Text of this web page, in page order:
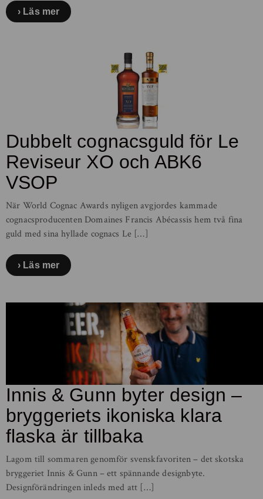
Läs mer
Dubbelt cognacsguld för Le
Reviseur XO och ABK6
VSOP
När World Cognac Awards nyligen avgjordes kammade
cognacsproducenten Domaines Francis Abécassis hem två fina
guld med sina hyllade cognacs Le […]
Läs mer
Innis & Gunn byter design –
bryggeriets ikoniska klara
flaska är tillbaka
Lagom till sommaren genomför svenskfavoriten – det skotska
bryggeriet Innis & Gunn – ett spännande designbyte.
Designförändringen inleds med att […]